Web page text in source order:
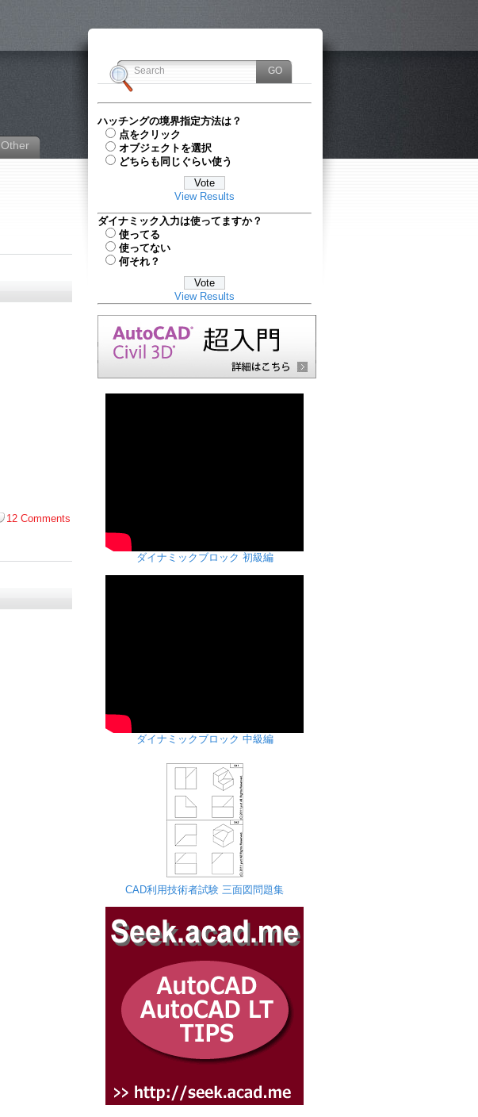
Other
12 Comments
ハッチングの境界指定方法は？
点をクリック
オブジェクトを選択
どちらも同じぐらい使う
View Results
ダイナミック入力は使ってますか？
使ってる
使ってない
何それ？
View Results
ダイナミックブロック 初級編
ダイナミックブロック 中級編
CAD利用技術者試験 三面図問題集